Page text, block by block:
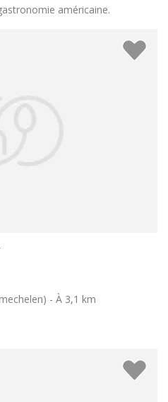
américaine.
- À 3,1 km